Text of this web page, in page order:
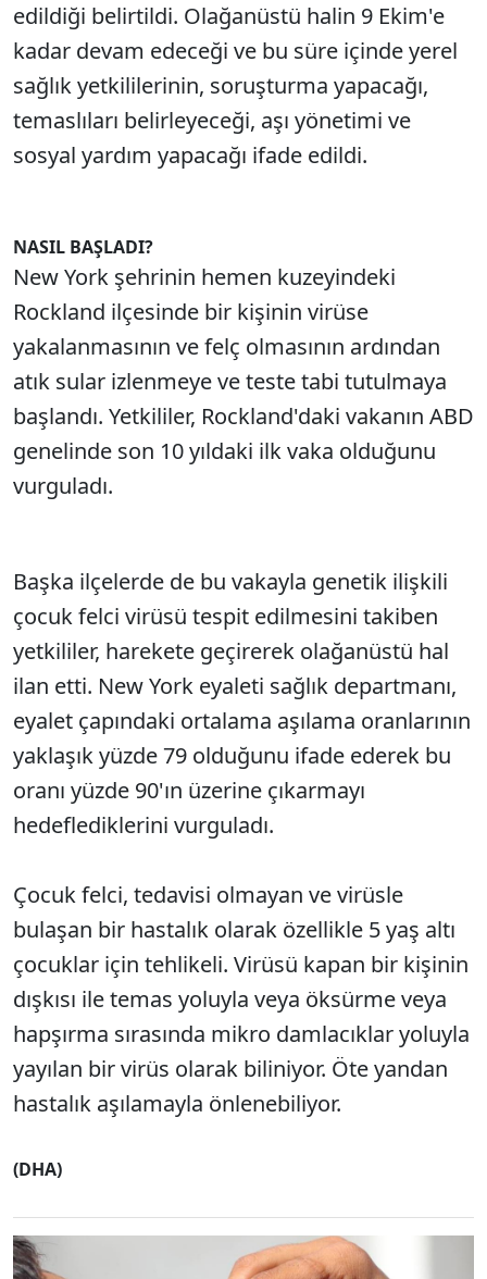
edildiği belirtildi. Olağanüstü halin 9 Ekim'e
kadar devam edeceği ve bu süre içinde yerel
sağlık yetkililerinin, soruşturma yapacağı,
temaslıları belirleyeceği, aşı yönetimi ve
sosyal yardım yapacağı ifade edildi.
NASIL BAŞLADI?
New York şehrinin hemen kuzeyindeki
Rockland ilçesinde bir kişinin virüse
yakalanmasının ve felç olmasının ardından
atık sular izlenmeye ve teste tabi tutulmaya
başlandı. Yetkililer, Rockland'daki vakanın ABD
genelinde son 10 yıldaki ilk vaka olduğunu
vurguladı.
Başka ilçelerde de bu vakayla genetik ilişkili
çocuk felci virüsü tespit edilmesini takiben
yetkililer, harekete geçirerek olağanüstü hal
ilan etti. New York eyaleti sağlık departmanı,
eyalet çapındaki ortalama aşılama oranlarının
yaklaşık yüzde 79 olduğunu ifade ederek bu
oranı yüzde 90'ın üzerine çıkarmayı
hedeflediklerini vurguladı.
Çocuk felci, tedavisi olmayan ve virüsle
bulaşan bir hastalık olarak özellikle 5 yaş altı
çocuklar için tehlikeli. Virüsü kapan bir kişinin
dışkısı ile temas yoluyla veya öksürme veya
hapşırma sırasında mikro damlacıklar yoluyla
yayılan bir virüs olarak biliniyor. Öte yandan
hastalık aşılamayla önlenebiliyor.
(DHA)